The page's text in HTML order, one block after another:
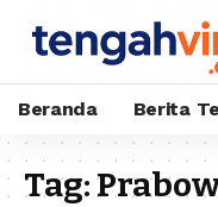
Beranda Berita
Tag: